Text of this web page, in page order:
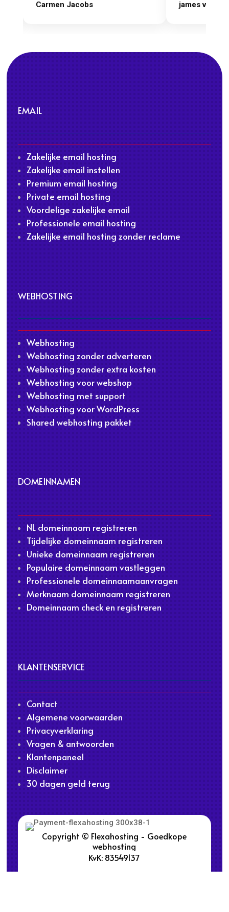
james van oranje Marcel Thijs
EMAIL
Zakelijke email hosting
Zakelijke email instellen
Premium email hosting
Private email hosting
Voordelige zakelijke email
Professionele email hosting
Zakelijke email hosting zonder reclame
WEBHOSTING
Webhosting
Webhosting zonder adverteren
Webhosting zonder extra kosten
Webhosting voor webshop
Webhosting met support
Webhosting voor WordPress
Shared webhosting pakket
DOMEINNAMEN
NL domeinnaam registreren
Tijdelijke domeinnaam registreren
Unieke domeinnaam registreren
Populaire domeinnaam vastleggen
Professionele domeinnaamaanvragen
Merknaam domeinnaam registreren
Domeinnaam check en registreren
KLANTENSERVICE
Contact
Algemene voorwaarden
Privacyverklaring
Vragen & antwoorden
Klantenpaneel
Disclaimer
30 dagen geld terug
Copyright © Flexahosting - Goedkope
webhosting
KvK: 83549137